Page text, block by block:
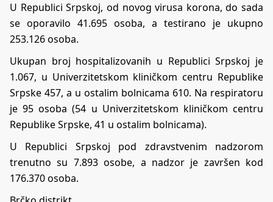
U Republici Srpskoj, od novog virusa korona, do sada
se oporavilo 41.695 osoba, a testirano je ukupno
253.126 osoba.
Ukupan broj hospitalizovanih u Republici Srpskoj je
1.067, u Univerzitetskom kliničkom centru Republike
Srpske 457, a u ostalim bolnicama 610. Na respiratoru
je 95 osoba (54 u Univerzitetskom kliničkom centru
Republike Srpske, 41 u ostalim bolnicama).
U Republici Srpskoj pod zdravstvenim nadzorom
trenutno su 7.893 osobe, a nadzor je završen kod
176.370 osoba.